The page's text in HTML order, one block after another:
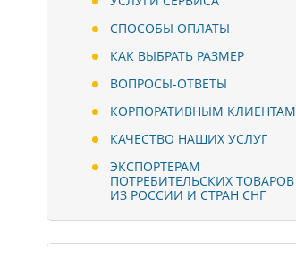
СПОСОБЫ ОПЛАТЫ
КАК ВЫБРАТЬ РАЗМЕР
ВОПРОСЫ-ОТВЕТЫ
КОРПОРАТИВНЫМ КЛИЕНТАМ
КАЧЕСТВО НАШИХ УСЛУГ
ЭКСПОРТЁРАМ
ПОТРЕБИТЕЛЬСКИХ ТОВАРОВ
ИЗ РОССИИ И СТРАН СНГ